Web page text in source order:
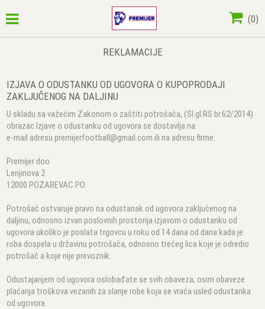
(0)
REKLAMACIJE
IZJAVA O ODUSTANKU OD UGOVORA O KUPOPRODAJI
ZAKLJUČENOG NA DALJINU
U skladu sa važećim Zakonom o zaštiti potrošača, (Sl.gl.RS br.62/2014)
obrazac Izjave o odustanku od ugovora se dostavlja na:
e-mail adresu premijerfootball@gmail.com ili na adresu firme:
Premijer doo
Lenjinova 2
12000 POZAREVAC PO
Potrošač ostvaruje pravo na odustanak od ugovora zaključenog na
daljinu, odnosno izvan poslovnih prostorija izjavom o odustanku od
ugovora ukoliko je poslata trgovcu u roku od 14 dana od dana kada je
roba dospela u državinu potrošača, odnosno trećeg lica koje je odredio
potrošač a koje nije prevoznik.
Odustajanjem od ugovora oslobađate se svih obaveza, osim obaveze
plaćanja troškova vezanih za slanje robe koja se vraća usled odustanka
od ugovora.